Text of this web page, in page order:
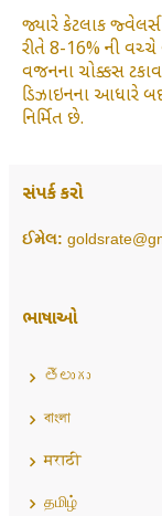
જ્યારે કેટલાક
રીતે 8-16% ની
વજનના ચોક્કસ
ડિઝાઇનના આધારે
નિર્મિત છે.
સંપર્ક કરો
ઈમેલ:
ભાષાઓ
తెలుగు
বাংলা
मराठी
தமிழ்